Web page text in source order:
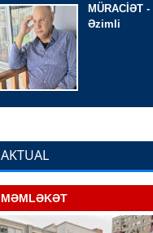
Tökülür -
Qusarçaylı
AKTUAL
MƏMLƏKƏT